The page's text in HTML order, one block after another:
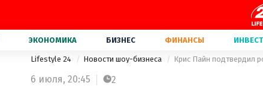
ЭКОНОМИКА БИЗНЕС ФИНАНСЫ
Lifestyle 24 Новости шоу-бизнеса Крис Пайн подтвердил
6 июля, 20:45 2